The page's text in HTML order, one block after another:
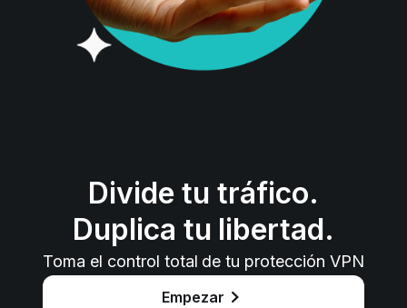
Divide tu tráfico.
Duplica tu libertad.
Toma el control total de tu protección VPN
Empezar